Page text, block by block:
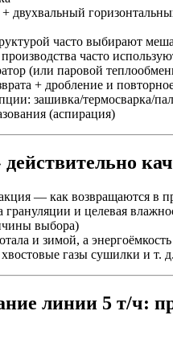
двухвальный
часто выбирают
часто
(или паровой
+ дробление и
зашивка/термосварка/
(аспирация)
— как возвращаются в
и целевая
выбора)
и зимой, а
газы сушилки и т.
линии 5 т/ч: